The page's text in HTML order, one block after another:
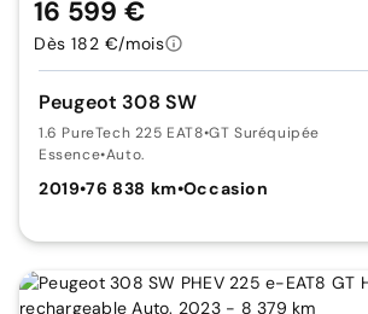
Peugeot 308 SW
1.6 PureTech 225 EAT8•GT Suréquipée
Essence•Auto.
2019•76 838 km•Occasion
16 599 €
Dès 182 €/mois